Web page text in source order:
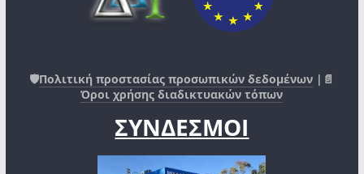
🛡️Πολιτική προστασίας προσωπικών δεδομένων |📄
Όροι χρήσης διαδικτυακών τόπων
ΣΥΝΔΕΣΜΟΙ